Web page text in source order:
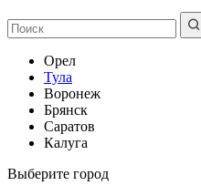
Орел
Тула
Воронеж
Брянск
Саратов
Калуга
Выберите город